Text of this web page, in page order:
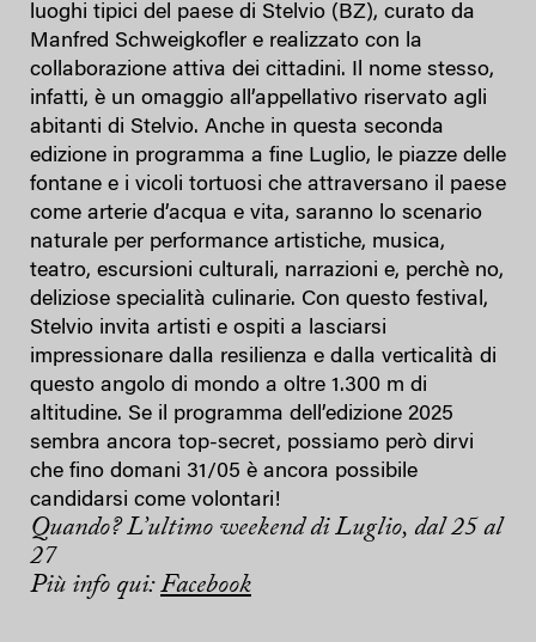
luoghi tipici del paese di Stelvio (BZ), curato da
Manfred Schweigkofler e realizzato con la
collaborazione attiva dei cittadini. Il nome stesso,
infatti, è un omaggio all’appellativo riservato agli
abitanti di Stelvio. Anche in questa seconda
edizione in programma a fine Luglio, le piazze delle
fontane e i vicoli tortuosi che attraversano il paese
come arterie d’acqua e vita, saranno lo scenario
naturale per performance artistiche, musica,
teatro, escursioni culturali, narrazioni e, perchè no,
deliziose specialità culinarie. Con questo festival,
Stelvio invita artisti e ospiti a lasciarsi
impressionare dalla resilienza e dalla verticalità di
questo angolo di mondo a oltre 1.300 m di
altitudine. Se il programma dell’edizione 2025
sembra ancora top-secret, possiamo però dirvi
che fino domani 31/05 è ancora possibile
candidarsi come volontari!
Quando? L’ultimo weekend di Luglio, dal 25 al
27
Più info qui:Facebook